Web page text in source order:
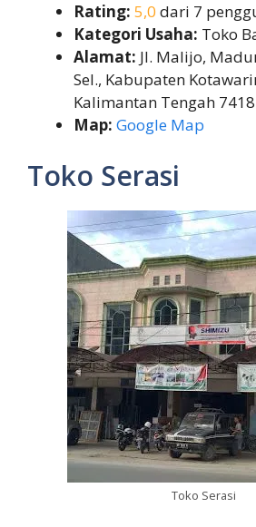
Rating: 5,0 dari 7
Kategori Usaha: Toko
Alamat: Jl. Malijo,
Sel., Kabupaten
Kalimantan Tengah
Map: Google Map
Toko Serasi
Toko Serasi